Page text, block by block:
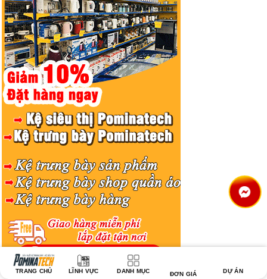
TRANG CHỦ LĨNH VỰC DANH MỤC ĐƠN GIÁ DỰ ÁN